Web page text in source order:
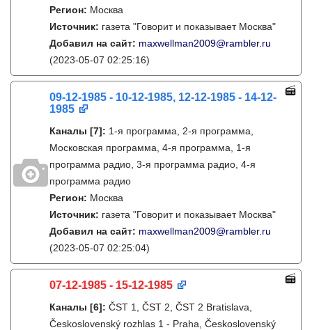
Регион: Москва
Источник: газета "Говорит и показывает Москва"
Добавил на сайт: maxwellman2009@rambler.ru
(2023-05-07 02:25:16)
09-12-1985 - 10-12-1985, 12-12-1985 - 14-12-
1985
Каналы [7]: 1-я программа, 2-я программа,
Московская программа, 4-я программа, 1-я
программа радио, 3-я программа радио, 4-я
программа радио
Регион: Москва
Источник: газета "Говорит и показывает Москва"
Добавил на сайт: maxwellman2009@rambler.ru
(2023-05-07 02:25:04)
07-12-1985 - 15-12-1985
Каналы [6]: ČST 1, ČST 2, ČST 2 Bratislava,
Československý rozhlas 1 - Praha, Československý